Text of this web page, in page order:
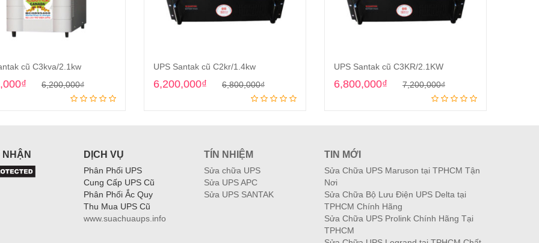
Add to cart
cũ C3kva/2.1kw
6,200,000₫Original
price
₫
Current
price
Add to cart
UPS Santak cũ C2kr/1.4kw
6,800,000₫Original
price
6,200,000₫
Current
price
Add to cart
UPS Santak cũ C3KR/2.1KW
7,200,000₫Original
price
6,800,000₫
Current
price
DỊCH VỤ
Phân Phối UPS
Cung Cấp UPS Cũ
Phân Phối Ắc Quy
Thu Mua UPS Cũ
www.suachuaups.info
TÍN NHIỆM
Sửa chữa UPS
Sửa UPS APC
Sửa UPS SANTAK
TIN MỚI
Sửa Chữa UPS Maruson tại TPHCM Tận
Nơi
Sửa Chữa Bộ Lưu Điện UPS Delta tại
TPHCM Chính Hãng
Sửa Chữa UPS Prolink Chính Hãng Tại
TPHCM